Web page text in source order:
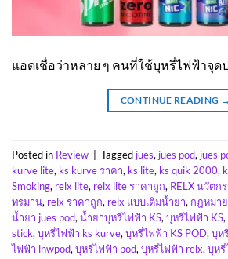
แอดเชื่อว่าหลาย ๆ คนที่ใช้บุหรี่ไฟฟ้าจุด
CONTINUE READING →
Posted in Review Tagged jues, jues pod, jues
kurve lite, ks kurve ราคา, ks lite, ks quik 2000,
Smoking, relx lite, relx lite ราคาถูก, RELX นวัตก
ทรมาน, relx ราคาถูก, relx แบบเติมน้ำยา, กฎหมา
น้ำยา jues pod, น้ำยาบุหรี่ไฟฟ้า KS, บุหรี่ไฟฟ้า KS,
stick, บุหรี่ไฟฟ้า ks kurve, บุหรี่ไฟฟ้า KS POD, บุห
ไฟฟ้า lnwpod, บุหรี่ไฟฟ้า pod, บุหรี่ไฟฟ้า relx, บุหรี่